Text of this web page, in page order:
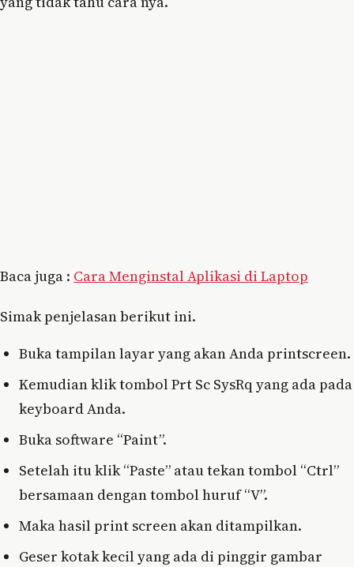
Baca juga : Cara Menginstal Aplikasi di Laptop
Simak penjelasan berikut ini.
Buka tampilan layar yang akan Anda printscreen.
Kemudian klik tombol Prt Sc SysRq yang ada pada
keyboard Anda.
Buka software “Paint”.
Setelah itu klik “Paste” atau tekan tombol “Ctrl”
bersamaan dengan tombol huruf “V”.
Maka hasil print screen akan ditampilkan.
Geser kotak kecil yang ada di pinggir gambar